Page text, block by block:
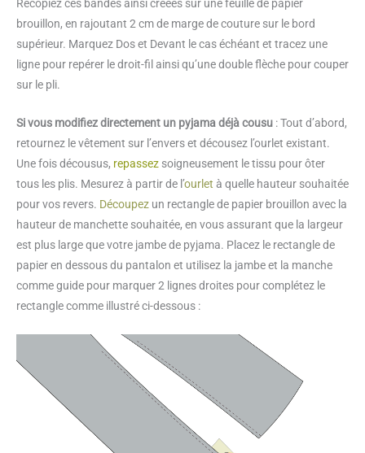
Recopiez ces bandes ainsi créées sur une feuille de papier
brouillon, en rajoutant 2 cm de marge de couture sur le bord
supérieur. Marquez Dos et Devant le cas échéant et tracez une
ligne pour repérer le droit-fil ainsi qu’une double flèche pour couper
sur le pli.
Si vous modifiez directement un pyjama déjà cousu : Tout d’abord,
retournez le vêtement sur l’envers et décousez l’ourlet existant.
Une fois décousus, repassez soigneusement le tissu pour ôter
tous les plis. Mesurez à partir de l’ourlet à quelle hauteur souhaitée
pour vos revers. Découpez un rectangle de papier brouillon avec la
hauteur de manchette souhaitée, en vous assurant que la largeur
est plus large que votre jambe de pyjama. Placez le rectangle de
papier en dessous du pantalon et utilisez la jambe et la manche
comme guide pour marquer 2 lignes droites pour complétez le
rectangle comme illustré ci-dessous :